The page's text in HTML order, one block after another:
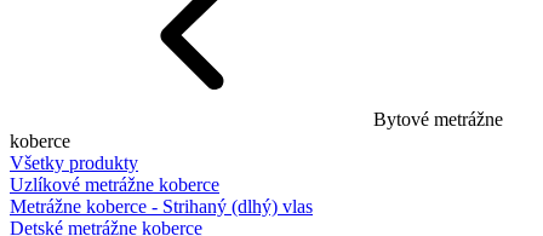
Bytové metrážne
koberce
Všetky produkty
Uzlíkové metrážne koberce
Metrážne koberce - Strihaný (dlhý) vlas
Detské metrážne koberce